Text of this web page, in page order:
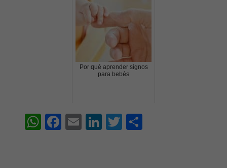
Por qué aprender signos
para bebés
WF E Li T S